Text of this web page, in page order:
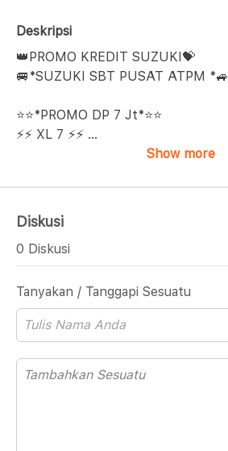
Deskripsi
👑PROMO KREDIT SUZUKI💝
🚐*SUZUKI SBT PUSAT ATPM *🚙
⭐⭐*PROMO DP 7 Jt*⭐⭐
⚡⚡ XL 7 ⚡⚡ ...
Show more
Diskusi
0 Diskusi
Tanyakan / Tanggapi Sesuatu